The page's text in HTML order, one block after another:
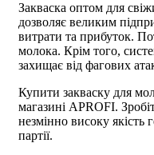
Закваска оптом для
дозволяє великим
витрати та прибуток.
молока. Крім того,
захищає від фагових
Купити закваску для
магазині APROFI.
незмінно високу якість
партії.